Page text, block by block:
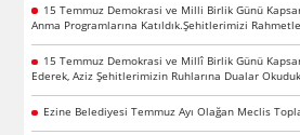
15 Temmuz Demokrasi ve Milli Birlik Günü
Anma Programlarına Katıldık.Şehitlerimizi
15 Temmuz Demokrasi ve Millî Birlik Günü
Ederek, Aziz Şehitlerimizin Ruhlarına Dualar
Ezine Belediyesi Temmuz Ayı Olağan Meclis